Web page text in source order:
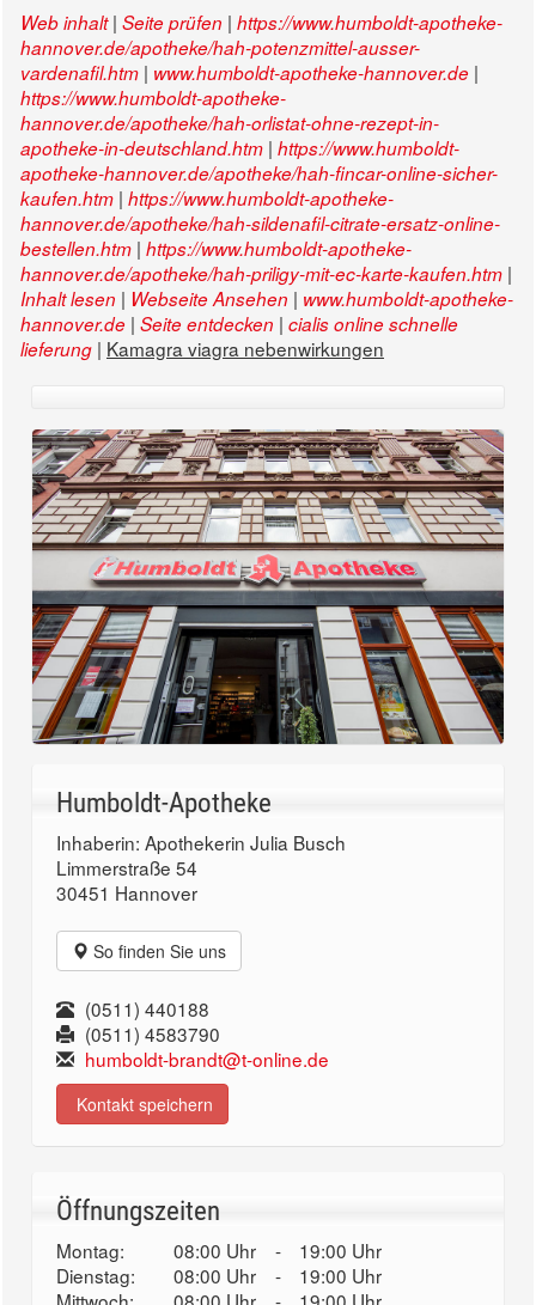
Web inhalt| Seite prüfen | https://www.humboldt-apotheke-
hannover.de/apotheke/hah-potenzmittel-ausser-
vardenafil.htm | www.humboldt-apotheke-hannover.de |
https://www.humboldt-apotheke-
hannover.de/apotheke/hah-orlistat-ohne-rezept-in-
apotheke-in-deutschland.htm | https://www.humboldt-
apotheke-hannover.de/apotheke/hah-fincar-online-sicher-
kaufen.htm | https://www.humboldt-apotheke-
hannover.de/apotheke/hah-sildenafil-citrate-ersatz-online-
bestellen.htm | https://www.humboldt-apotheke-
hannover.de/apotheke/hah-priligy-mit-ec-karte-kaufen.htm |
Inhalt lesen | Webseite Ansehen | www.humboldt-apotheke-
hannover.de | Seite entdecken | cialis online schnelle
lieferung | Kamagra viagra nebenwirkungen
Humboldt-Apotheke
Inhaberin: Apothekerin Julia Busch
Limmerstraße 54
30451 Hannover
So finden Sie uns
(0511) 440188
(0511) 4583790
humboldt-brandt@t-online.de
Kontakt speichern
Öffnungszeiten
Montag: 08:00 Uhr -
19:00 Uhr
Dienstag:
08:00 Uhr -
19:00 Uhr